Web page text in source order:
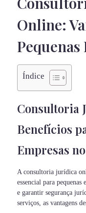
Online:
Pequenas
Índice
Consultoria
Benefícios
Empresas
A consultoria jurídica
essencial para pequenas
e garantir segurança
serviços, as vantagens